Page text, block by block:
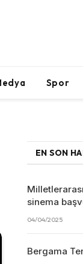
Spor
EN SON
sinema
04/04/2025
Bergama